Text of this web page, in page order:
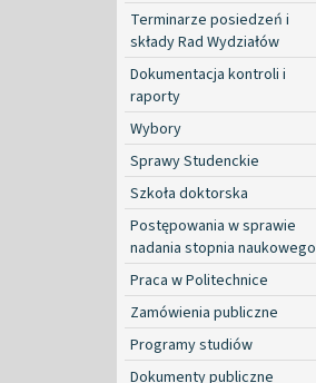
Terminarze posiedzeń i
składy Rad Wydziałów
Dokumentacja kontroli i
raporty
Wybory
Sprawy Studenckie
Szkoła doktorska
Postępowania w sprawie
nadania stopnia naukowego
Praca w Politechnice
Zamówienia publiczne
Programy studiów
Dokumenty publiczne